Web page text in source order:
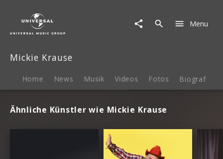
Termine
Menu
Mickie Krause
Home News Musik Videos Fotos Biografie
Ähnliche Künstler wie Mickie Krause